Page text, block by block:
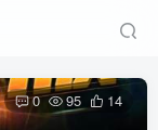
0 95 14